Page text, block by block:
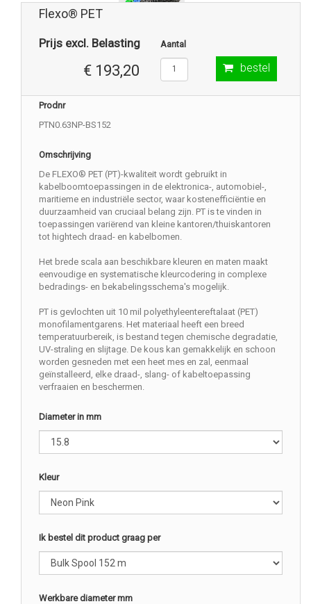
Flexo® PET
Prijs excl. Belasting
€ 193,20
Aantal
bestel
Prodnr
PTN0.63NP-BS152
Omschrijving
De FLEXO® PET (PT)-kwaliteit wordt gebruikt in
kabelboomtoepassingen in de elektronica-, automobiel-,
maritieme en industriële sector, waar kostenefficiëntie en
duurzaamheid van cruciaal belang zijn. PT is te vinden in
toepassingen variërend van kleine kantoren/thuiskantoren
tot hightech draad- en kabelbomen.
Het brede scala aan beschikbare kleuren en maten maakt
eenvoudige en systematische kleurcodering in complexe
bedradings- en bekabelingsschema's mogelijk.
PT is gevlochten uit 10 mil polyethyleentereftalaat (PET)
monofilamentgarens. Het materiaal heeft een breed
temperatuurbereik, is bestand tegen chemische degradatie,
UV-straling en slijtage. De kous kan gemakkelijk en schoon
worden gesneden met een heet mes en zal, eenmaal
geïnstalleerd, elke draad-, slang- of kabeltoepassing
verfraaien en beschermen.
Diameter in mm
Kleur
Ik bestel dit product graag per
Werkbare diameter mm